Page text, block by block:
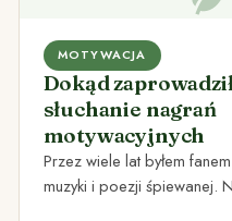
MOTYWACJA
Dokąd
słuchanie nagrań
motywacyjnych
Przez wiele lat byłem
muzyki i poezji śpiewanej.